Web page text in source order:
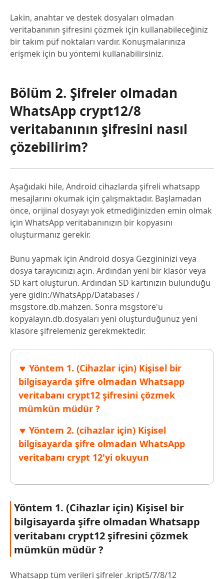
Lakin, anahtar ve destek dosyaları olmadan
veritabanının şifresini çözmek için kullanabileceğiniz
bir takım püf noktaları vardır. Konuşmalarınıza
erişmek için bu yöntemi kullanabilirsiniz.
Bölüm 2. Şifreler olmadan
WhatsApp crypt12/8
veritabanının şifresini nasıl
çözebilirim?
Aşağıdaki hile, Android cihazlarda şifreli whatsapp
mesajlarını okumak için çalışmaktadır. Başlamadan
önce, orijinal dosyayı yok etmediğinizden emin olmak
için WhatsApp veritabanınızın bir kopyasını
oluşturmanız gerekir.
Bunu yapmak için Android dosya Gezgininizi veya
dosya tarayıcınızı açın. Ardından yeni bir klasör veya
SD kart oluşturun. Ardından SD kartınızın bulunduğu
yere gidin:/WhatsApp/Databases /
msgstore.db.mahzen. Sonra msgstore'u
kopyalayın.db.dosyaları yeni oluşturduğunuz yeni
klasöre şifrelemeniz gerekmektedir.
Yöntem 1. (Cihazlar için) Kişisel bir
bilgisayarda şifre olmadan Whatsapp
veritabanı crypt12 şifresini çözmek
mümkün müdür ?
Yöntem 2. (cihazlar için) Kişisel
bilgisayarda şifre olmadan WhatsApp
veritabanı crypt 12'yi okuyun
Yöntem 1. (Cihazlar için) Kişisel bir
bilgisayarda şifre olmadan Whatsapp
veritabanı crypt12 şifresini çözmek
mümkün müdür ?
Whatsapp tüm verileri şifreler .kript5/7/8/12